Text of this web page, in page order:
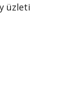
üzleti